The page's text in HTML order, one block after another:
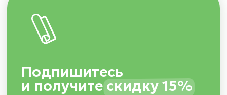
Указанная на данной странице информация не является
публичной офертой согласно ст. 435 ГК РФ. Цены на сайте и
в настоящем разделе сайта/страницы носят
информационный характер. Окончательная стоимость и
условия согласовываются индивидуально. Для получения
точного расчета свяжитесь с нами